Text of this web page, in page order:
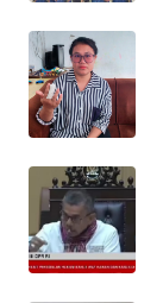
ALPERKLINAS
FORJASIDA
TAMBANG
NEWS
SITUNGIR
NEWS